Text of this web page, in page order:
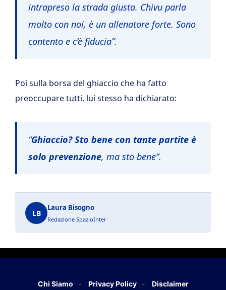
intrapreso la strada giusta. Chivu parla
molto con noi, è un allenatore forte. Sono
contento e c’è fiducia”.
Poi sulla borsa del ghiaccio che ha fatto
preoccupare tutti, lui stesso ha dichiarato:
“Ghiaccio? Sto bene con tante partite è
solo prevenzione, ma sto bene”.
LB
Laura Bisogno
Redazione SpazioInter
Chi Siamo Privacy Policy Disclaimer